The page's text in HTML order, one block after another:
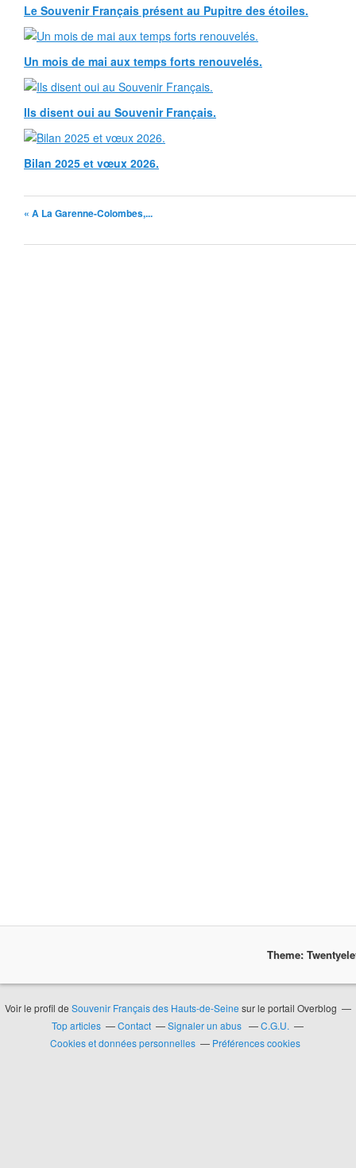
Le Souvenir Français présent au Pupitre des étoiles.
Un mois de mai aux temps forts renouvelés.
Ils disent oui au Souvenir Français.
Bilan 2025 et vœux 2026.
« A La Garenne-Colombes,...
Theme:
Voir le profil de Souvenir Français des Hauts-de-Seine sur le portail Overblog
Top articles
Contact Signaler un abus
C.G.U.
Cookies et données personnelles
Préférences cookies